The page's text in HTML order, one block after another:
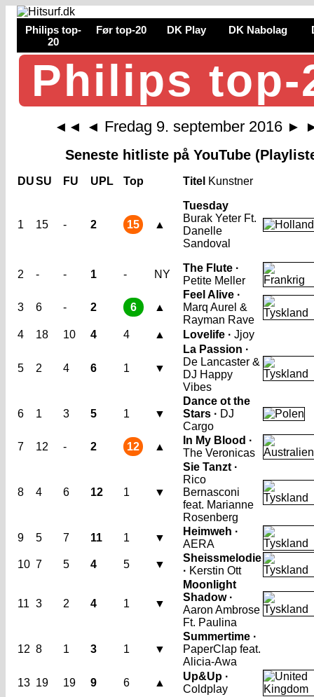
Philips top-
20
Før top-20 DK Play DK Nabolag
Philips top-
◄◄ ◄ Fredag 9. september 2016 ►
Seneste hitliste på YouTube
DUSU FU UPL Top Titel Kunstner
1 15 - 2 15 ▲
Tuesday
Burak Yeter Ft.
Danelle
Sandoval
2 - - 1 - NY
The Flute ·
Petite Meller
3 6 - 2 6 ▲
Feel Alive ·
Marq Aurel &
Rayman Rave
4
18 10 4 4 ▲ Lovelife · Jjoy
5 2 4 6 1 ▼
La Passion ·
De Lancaster &
DJ Happy
Vibes
6 1 3 5 1 ▼
Dance ot the
Stars · DJ
Cargo
7
12 - 2 12 ▲
In My Blood ·
The Veronicas
8 4 6 12 1 ▼
Sie Tanzt ·
Rico
Bernasconi
feat. Marianne
Rosenberg
9
5 7 11 1 ▼
Heimweh ·
AERA
10 7 5 4 5 ▼
Sheissmelodie
· Kerstin Ott
11 3 2 4 1 ▼
Moonlight
Shadow ·
Aaron Ambrose
Ft. Paulina
12 8 1 3 1 ▼
Summertime ·
PaperClap feat.
Alicia-Awa
13 19 19 9 6 ▲
Up&Up ·
Coldplay